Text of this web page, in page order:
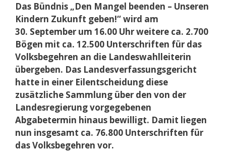
Das Bündnis „Den Mangel beenden – Unseren
Kindern Zukunft geben!“ wird am
30. September um 16.00 Uhr weitere ca. 2.700
Bögen mit ca. 12.500 Unterschriften für das
Volksbegehren an die Landeswahlleiterin
übergeben. Das Landesverfassungsgericht
hatte in einer Eilentscheidung diese
zusätzliche Sammlung über den von der
Landesregierung vorgegebenen
Abgabetermin hinaus bewilligt. Damit liegen
nun insgesamt ca. 76.800 Unterschriften für
das Volksbegehren vor.